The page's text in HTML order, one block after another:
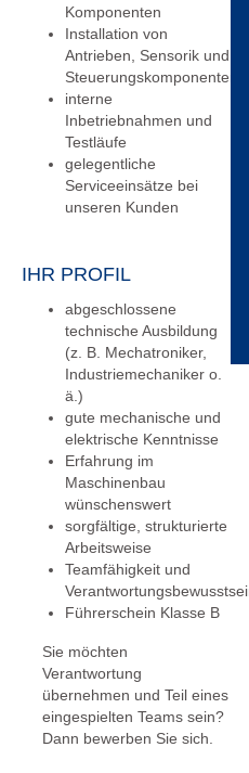
Komponenten
Installation von
Antrieben, Sensorik und
Steuerungskomponenten
interne
Inbetriebnahmen und
Testläufe
gelegentliche
Serviceeinsätze bei
unseren Kunden
IHR PROFIL
abgeschlossene
technische Ausbildung
(z. B. Mechatroniker,
Industriemechaniker o.
ä.)
gute mechanische und
elektrische Kenntnisse
Erfahrung im
Maschinenbau
wünschenswert
sorgfältige, strukturierte
Arbeitsweise
Teamfähigkeit und
Führerschein Klasse B
Sie möchten
Verantwortung
übernehmen und Teil eines
eingespielten Teams sein?
Dann bewerben Sie sich.